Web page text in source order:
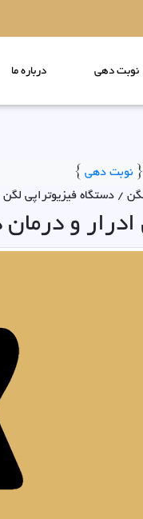
درباره ما نوبت دهی
{ نوبت دهی }
/ دستگاه فیزیوتراپی لگن
و درمان